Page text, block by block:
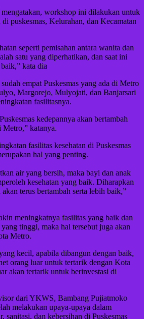
workshop ini dilakukan untuk
puskesmas, Kelurahan, dan Kecamatan
seperti pemisahan antara wanita dan
satu yang diperhatikan, dan saat ini
kata dia
empat Puskesmas yang ada di Metro
Margorejo, Mulyojati, dan Banjarsari
fasilitasnya.
kedepannya akan bertambah
Metro,” katanya.
fasilitas kesehatan di Puskesmas
hal yang penting.
air yang bersih, maka bayi dan anak
kesehatan yang baik. Diharapkan
terus bertambah serta lebih baik,”
meningkatnya fasilitas yang baik dan
tinggi, maka hal tersebut juga akan
Metro.
kecil, apabila dibangun dengan baik,
orang luar untuk tertarik dengan Kota
akan tertarik untuk berinvestasi di
dari YKWS, Bambang Pujiatmoko
melakukan upaya-upaya dalam
sanitasi, dan kebersihan di Puskesmas